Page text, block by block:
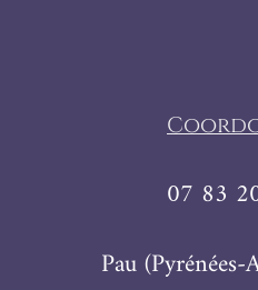
07 83
Pau